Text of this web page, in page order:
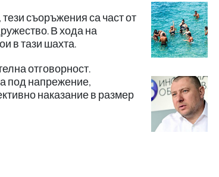
съоръжения са част от
В хода на
в тази шахта.
отговорност.
под напрежение,
наказание в размер